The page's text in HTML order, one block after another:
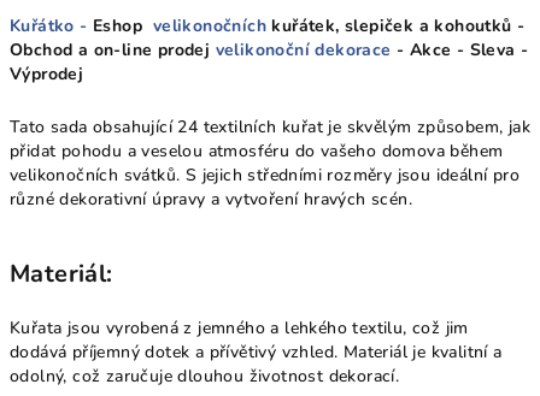
Kuřátko - Eshop velikonočních kuřátek, slepiček a kohoutků -
Obchod a on-line prodej velikonoční dekorace - Akce - Sleva -
Výprodej
Tato sada obsahující 24 textilních kuřat je skvělým způsobem, jak
přidat pohodu a veselou atmosféru do vašeho domova během
velikonočních svátků. S jejich středními rozměry jsou ideální pro
různé dekorativní úpravy a vytvoření hravých scén.
Materiál:
Kuřata jsou vyrobená z jemného a lehkého textilu, což jim
dodává příjemný dotek a přívětivý vzhled. Materiál je kvalitní a
odolný, což zaručuje dlouhou životnost dekorací.